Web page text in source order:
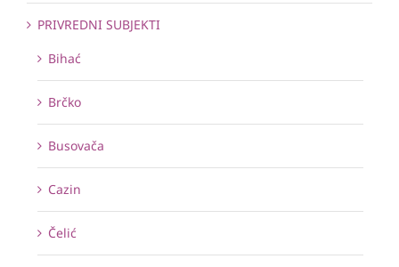
PRIVREDNI SUBJEKTI
Bihać
Brčko
Busovača
Cazin
Čelić